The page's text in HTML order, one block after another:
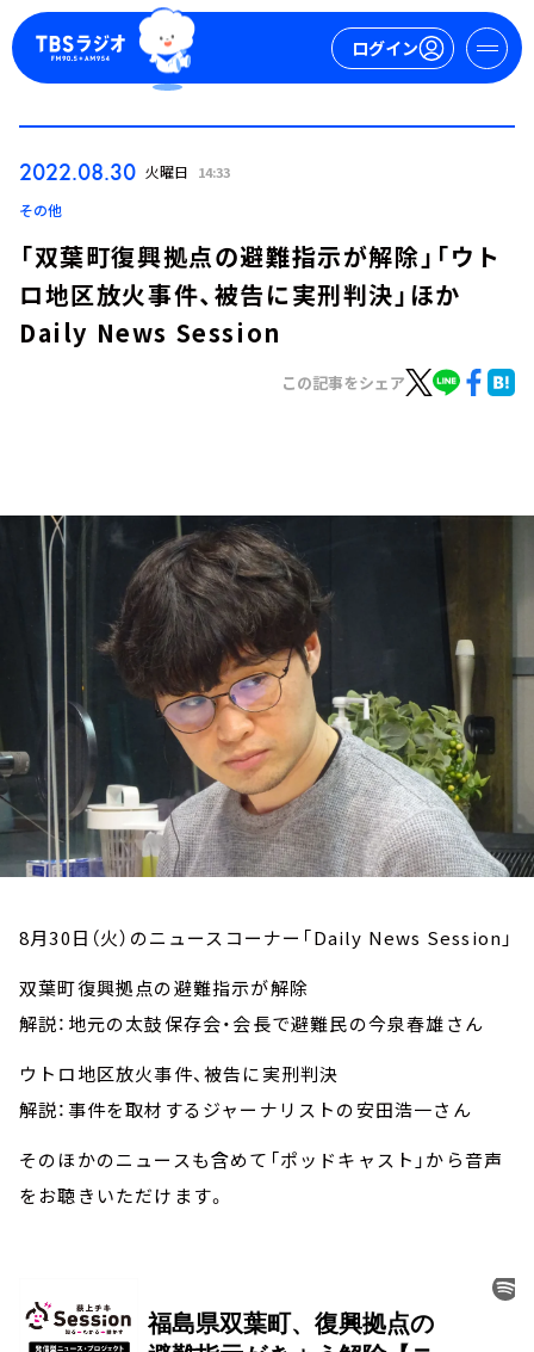
ログイン
TBS Podcast
お知らせ
イベント・グッズ
YouTube
会社情報
2022.08.30 火曜日 14:33
その他
「双葉町復興拠点の避難指示が解除」「ウト
ロ地区放火事件、被告に実刑判決」ほか
Daily News Session
この記事をシェア
8月30日（火）のニュースコーナー「Daily News Session」
双葉町復興拠点の避難指示が解除
解説：地元の太鼓保存会・会長で避難民の今泉春雄さん
ウトロ地区放火事件、被告に実刑判決
解説：事件を取材するジャーナリストの安田浩一さん
そのほかのニュースも含めて「ポッドキャスト」から音声
をお聴きいただけます。